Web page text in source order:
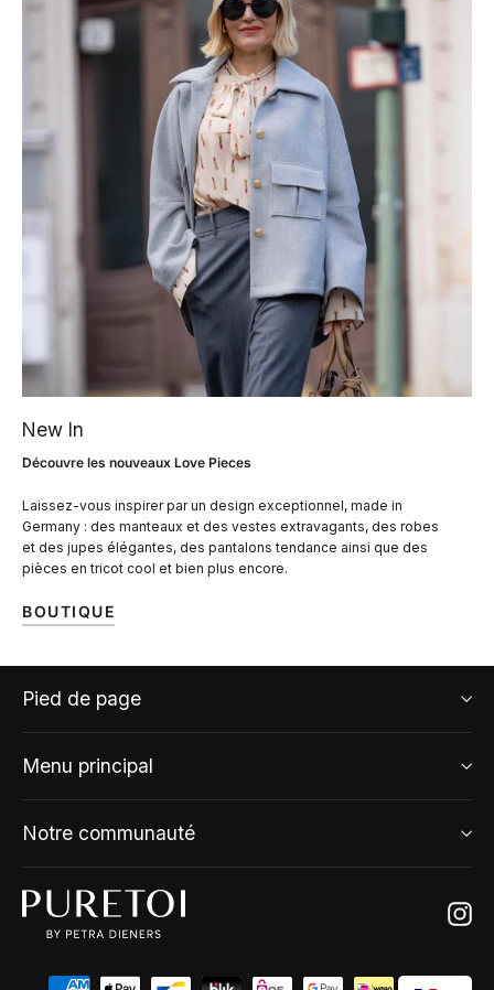
New In
Découvre les nouveaux Love Pieces
Laissez-vous inspirer par un design exceptionnel, made in
Germany : des manteaux et des vestes extravagants, des robes
et des jupes élégantes, des pantalons tendance ainsi que des
pièces en tricot cool et bien plus encore.
BOUTIQUE
Pied de page
Menu principal
Notre communauté